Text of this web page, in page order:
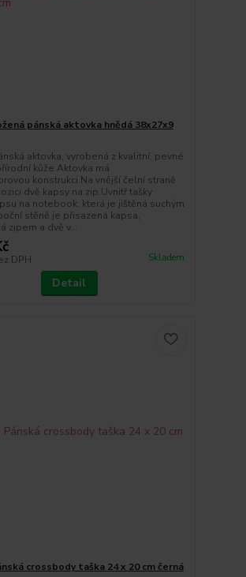
pánská aktovka hnědá 38x27x9
aktovka, vyrobená z kvalitní, pevné
kůže.Aktovka má
konstrukci.Na vnější čelní straně
dvě kapsy na zip.Uvnitř tašky
na notebook, která je jištěná suchým
stěně je přisazená kapsa,
zipem a dvě v...
DPH Skladem
Detail
crossbody taška 24 x 20 cm černá